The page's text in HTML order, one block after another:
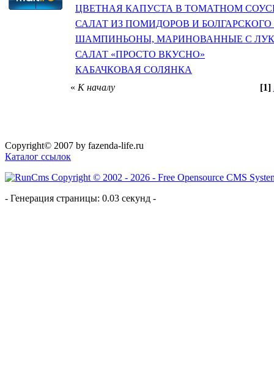
ЦВЕТНАЯ КАПУСТА В ТОМАТНОМ
САЛАТ ИЗ ПОМИДОРОВ И БОЛГАРСКОГО
ШАМПИНЬОНЫ, МАРИНОВАННЫЕ С
САЛАТ «ПРОСТО ВКУСНО»
КАБАЧКОВАЯ СОЛЯНКА
« К началу [1]
Copyright© 2007 by fazenda-life.ru
Каталог ссылок
- Генерация страницы: 0.03 секунд -